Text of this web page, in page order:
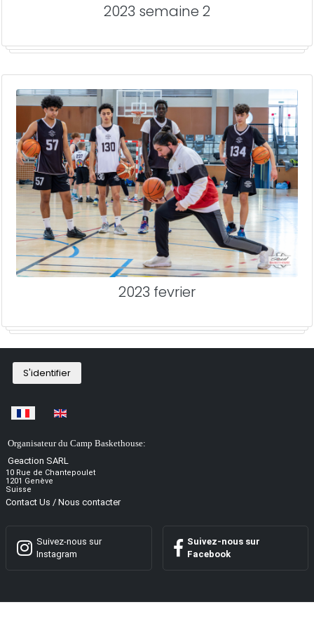
2023 semaine 2
2023 fevrier
S'identifier
Sélectionnez votre langue
Organisateur du Camp Baskethouse:
Geaction SARL
10 Rue de Chantepoulet
1201 Genève
Suisse
Contact Us / Nous contacter
Suivez-nous sur
Instagram
Suivez-nous sur
Facebook